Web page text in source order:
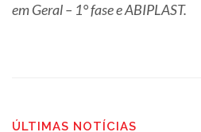
em Geral – 1° fase e ABIPLAST.
ÚLTIMAS NOTÍCIAS